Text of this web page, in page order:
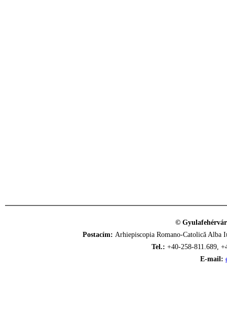
©
Postacím: Arhiepiscopia Romano-Catolică
Tel.: +40-258-811.689,
E-mail: